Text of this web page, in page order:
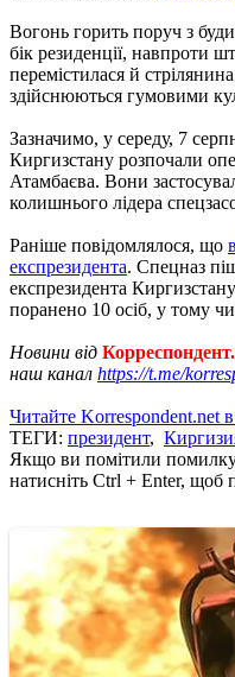
Вогонь горить поруч з
бік резиденції, навпроти
перемістилася й
здійснюються гумовими
Зазначимо, у середу, 7
Киргизстану розпочали
Атамбаєва. Вони
колишнього лідера
Раніше повідомлялося, що
експрезидента. Спецназ
експрезидента
поранено 10 осіб, у тому
Новини від
наш канал https://t.me/
Читайте Korrespondent.net
ТЕГИ: президент,
Якщо ви помітили помилку,
натисніть Ctrl + Enter, щоб